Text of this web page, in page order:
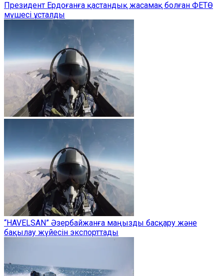
Президент Ердоғанға қастандық жасамақ болған ФЕТӨ
мүшесі ұсталды
“HAVELSAN” Әзербайжанға маңызды басқару және
бақылау жүйесін экспорттады